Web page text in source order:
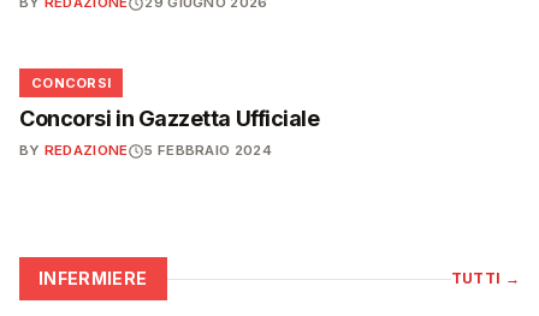
📋
CONCORSI
Concorsi in Gazzetta Ufficiale
BY REDAZIONE 5 FEBBRAIO 2024
INFERMIERE TUTTI →